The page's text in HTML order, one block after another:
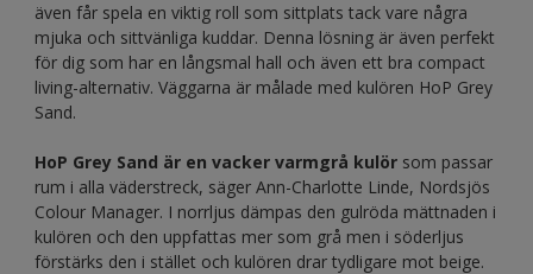
även får spela en viktig roll som sittplats tack vare några
mjuka och sittvänliga kuddar. Denna lösning är även perfekt
för dig som har en långsmal hall och även ett bra compact
living-alternativ. Väggarna är målade med kulören HoP Grey
Sand.
HoP Grey Sand är en vacker varmgrå kulör som passar
rum i alla väderstreck, säger Ann-Charlotte Linde, Nordsjös
Colour Manager. I norrljus dämpas den gulröda mättnaden i
kulören och den uppfattas mer som grå men i söderljus
förstärks den i stället och kulören drar tydligare mot beige.